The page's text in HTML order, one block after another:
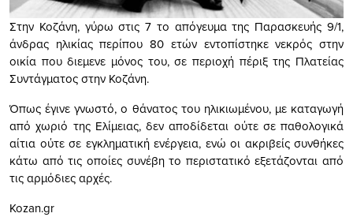
Στην Κοζάνη, γύρω στις 7 το απόγευμα της Παρασκευής 9/1,
άνδρας ηλικίας περίπου 80 ετών εντοπίστηκε νεκρός στην
οικία που διεμενε μόνος του, σε περιοχή πέριξ της Πλατείας
Συντάγματος στην Κοζάνη.
Όπως έγινε γνωστό, ο θάνατος του ηλικιωμένου, με καταγωγή
από χωριό της Ελίμειας, δεν αποδίδεται ούτε σε παθολογικά
αίτια ούτε σε εγκληματική ενέργεια, ενώ οι ακριβείς συνθήκες
κάτω από τις οποίες συνέβη το περιστατικό εξετάζονται από
τις αρμόδιες αρχές.
Kozan.gr